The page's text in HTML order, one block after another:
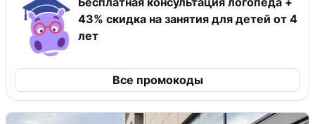
43% скидка на занятия для детей от 4
лет
Все промокоды